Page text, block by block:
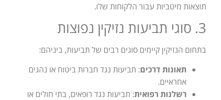
תוצאות מיטביות עבור הלקוחות שלו.
3. סוגי תביעות נזיקין נפוצות
בתחום הנזיקין קיימים סוגים רבים של תביעות, ביניהם:
תאונות דרכים: תביעות נגד חברות ביטוח או נהגים
אחראיים.
רשלנות רפואית: תביעות נגד רופאים, בתי חולים או